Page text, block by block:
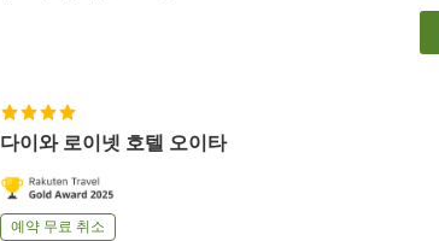
다이와 로이넷 호텔 오이타
예약 무료 취소